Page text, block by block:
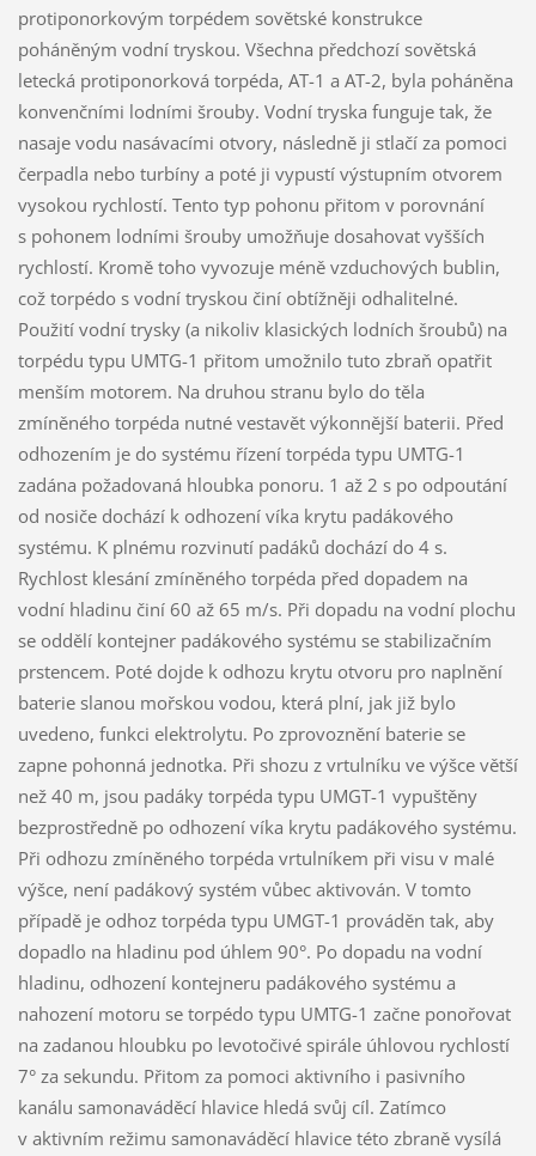
protiponorkovým torpédem sovětské konstrukce
poháněným vodní tryskou. Všechna předchozí sovětská
letecká protiponorková torpéda, AT-1 a AT-2, byla poháněna
konvenčními lodními šrouby. Vodní tryska funguje tak, že
nasaje vodu nasávacími otvory, následně ji stlačí za pomoci
čerpadla nebo turbíny a poté ji vypustí výstupním otvorem
vysokou rychlostí. Tento typ pohonu přitom v porovnání
s pohonem lodními šrouby umožňuje dosahovat vyšších
rychlostí. Kromě toho vyvozuje méně vzduchových bublin,
což torpédo s vodní tryskou činí obtížněji odhalitelné.
Použití vodní trysky (a nikoliv klasických lodních šroubů) na
torpédu typu UMTG-1 přitom umožnilo tuto zbraň opatřit
menším motorem. Na druhou stranu bylo do těla
zmíněného torpéda nutné vestavět výkonnější baterii. Před
odhozením je do systému řízení torpéda typu UMTG-1
zadána požadovaná hloubka ponoru. 1 až 2 s po odpoutání
od nosiče dochází k odhození víka krytu padákového
systému. K plnému rozvinutí padáků dochází do 4 s.
Rychlost klesání zmíněného torpéda před dopadem na
vodní hladinu činí 60 až 65 m/s. Při dopadu na vodní plochu
se oddělí kontejner padákového systému se stabilizačním
prstencem. Poté dojde k odhozu krytu otvoru pro naplnění
baterie slanou mořskou vodou, která plní, jak již bylo
uvedeno, funkci elektrolytu. Po zprovoznění baterie se
zapne pohonná jednotka. Při shozu z vrtulníku ve výšce větší
než 40 m, jsou padáky torpéda typu UMGT-1 vypuštěny
bezprostředně po odhození víka krytu padákového systému.
Při odhozu zmíněného torpéda vrtulníkem při visu v malé
výšce, není padákový systém vůbec aktivován. V tomto
případě je odhoz torpéda typu UMGT-1 prováděn tak, aby
dopadlo na hladinu pod úhlem 90°. Po dopadu na vodní
hladinu, odhození kontejneru padákového systému a
nahození motoru se torpédo typu UMTG-1 začne ponořovat
na zadanou hloubku po levotočivé spirále úhlovou rychlostí
7° za sekundu. Přitom za pomoci aktivního i pasivního
kanálu samonaváděcí hlavice hledá svůj cíl. Zatímco
v aktivním režimu samonaváděcí hlavice této zbraně vysílá